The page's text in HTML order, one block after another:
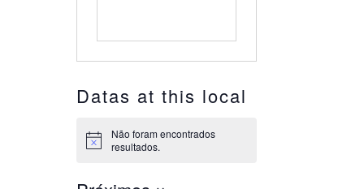
Datas at this local
Aviso
Não foram encontrados
resultados.